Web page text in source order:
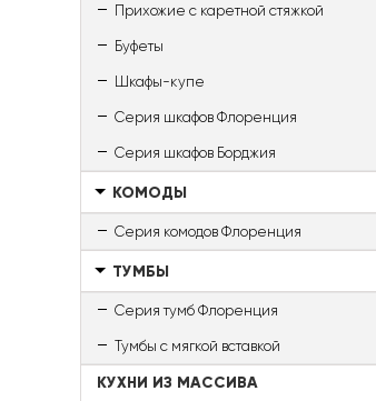
Прихожие с каретной стяжкой
Буфеты
Шкафы-купе
Серия шкафов Флоренция
Серия шкафов Борджия
КОМОДЫ
Серия комодов Флоренция
ТУМБЫ
Серия тумб Флоренция
Тумбы с мягкой вставкой
КУХНИ ИЗ МАССИВА